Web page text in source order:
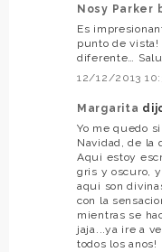
Nosy Parker
Es
punto de vista!
diferente…
12/12/2013
Margarita
Yo me quedo
Navidad, de la
Aqui estoy
gris y oscuro,
aqui son
con la
mientras se
jaja...ya ire a
todos los anos!